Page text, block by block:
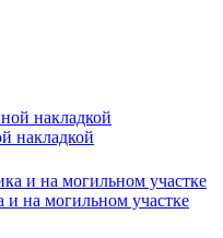
накладкой
и на могильном участке